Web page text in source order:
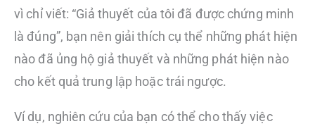
vì chỉ viết: “Giả thuyết của tôi đã được chứng minh
là đúng”, bạn nên giải thích cụ thể những phát hiện
nào đã ủng hộ giả thuyết và những phát hiện nào
cho kết quả trung lập hoặc trái ngược.
Ví dụ, nghiên cứu của bạn có thể cho thấy việc